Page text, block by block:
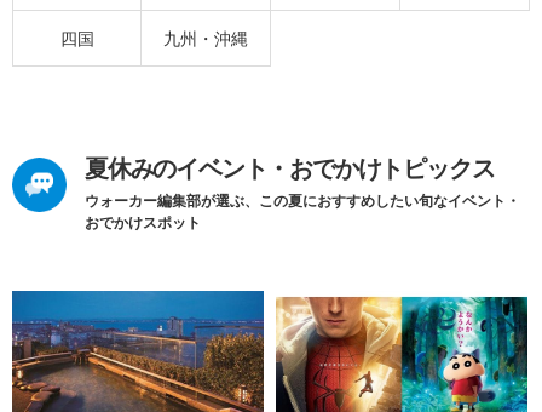
四国 九州・沖縄
夏休みのイベント・おでかけトピックス
ウォーカー編集部が選ぶ、この夏におすすめしたい旬なイベント・
おでかけスポット